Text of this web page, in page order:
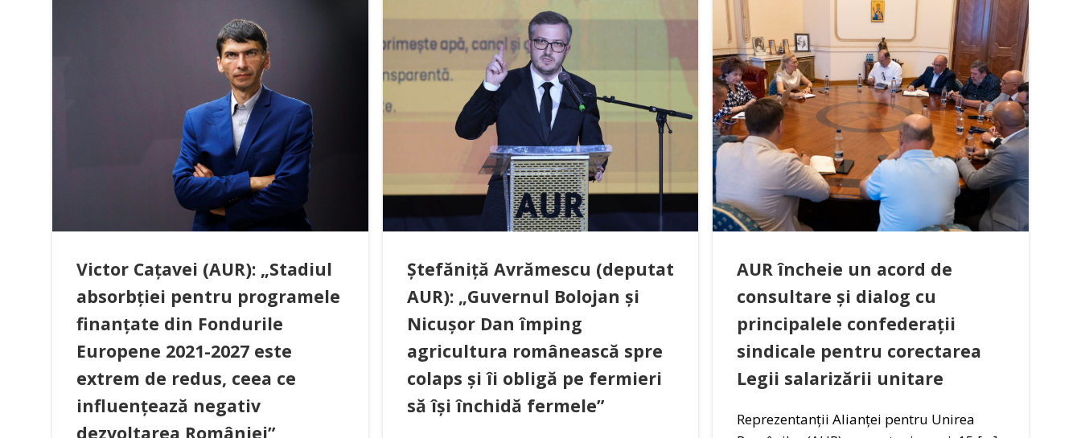
Victor Cațavei (AUR): „Stadiul
absorbției pentru programele
finanțate din Fondurile
Europene 2021-2027 este
extrem de redus, ceea ce
influențează negativ
dezvoltarea României”
Ștefăniță Avrămescu (deputat
AUR): „Guvernul Bolojan și
Nicușor Dan împing
agricultura românească spre
colaps și îi obligă pe fermieri
să își închidă fermele”
AUR încheie un acord de
consultare și dialog cu
principalele confederații
sindicale pentru corectarea
Legii salarizării unitare
Reprezentanții Alianței pentru Unirea